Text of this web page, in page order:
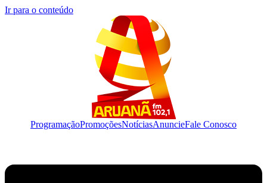
Ir para o conteúdo
ProgramaçãoPromoçõesNotíciasAnuncieFale Conosco